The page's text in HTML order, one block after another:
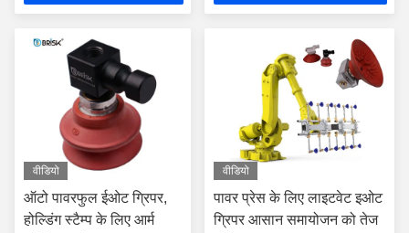
वीडियो
ऑटो पावरफुल ईओट ग्रिपर,
होल्डिंग स्टैम्प के लिए आर्म
वीडियो
पावर प्रेस के लिए लाइटवेट इओट
ग्रिपर आसान समायोजन को तेज